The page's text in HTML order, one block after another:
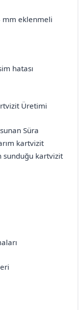
mm eklenmeli
hatası
Üretimi
Süra
kartvizit
sunduğu kartvizit